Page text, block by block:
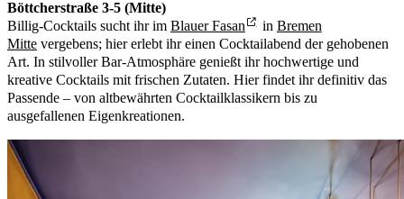
Böttcherstraße 3-5 (Mitte)
Billig-Cocktails sucht ihr im Blauer Fasan in Bremen
Mitte vergebens; hier erlebt ihr einen Cocktailabend der gehobenen
Art. In stilvoller Bar-Atmosphäre genießt ihr hochwertige und
kreative Cocktails mit frischen Zutaten. Hier findet ihr definitiv das
Passende – von altbewährten Cocktailklassikern bis zu
ausgefallenen Eigenkreationen.